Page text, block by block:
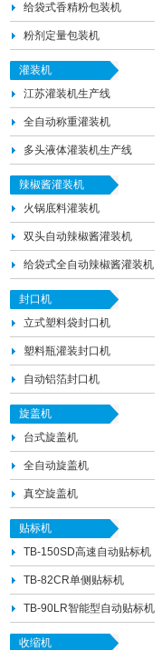
给袋式香精粉包装机
粉剂定量包装机
灌装机
江苏灌装机生产线
全自动称重灌装机
多头液体灌装机生产线
辣椒酱灌装机
火锅底料灌装机
双头自动辣椒酱灌装机
给袋式全自动辣椒酱灌装机
封口机
立式塑料袋封口机
塑料瓶灌装封口机
自动铝箔封口机
旋盖机
台式旋盖机
全自动旋盖机
真空旋盖机
贴标机
TB-150SD高速自动贴标机
TB-82CR单侧贴标机
TB-90LR智能型自动贴标机
收缩机